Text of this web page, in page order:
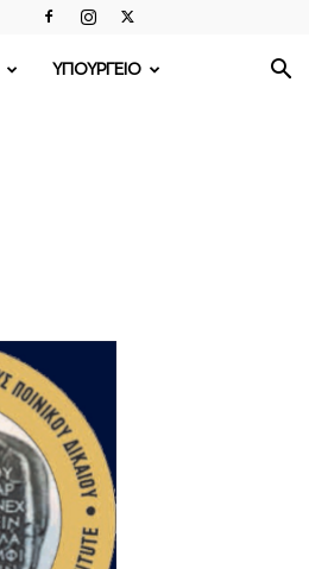
ΥΠΟΥΡΓΕΙΟ